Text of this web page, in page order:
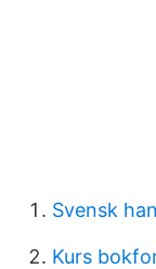
Svensk
Kurs